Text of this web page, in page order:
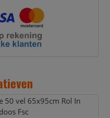
50 vel 65x95cm Rol In
Fsc